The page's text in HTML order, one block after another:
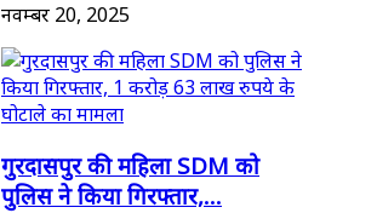
नवम्बर 20, 2025
गुरदासपुर की महिला SDM को
पुलिस ने किया गिरफ्तार,...